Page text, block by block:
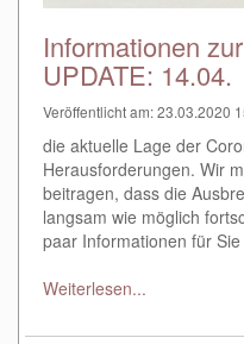
Informationen
UPDATE: 14.04.
Veröffentlicht am: 23.03.2020
die aktuelle Lage der
Herausforderungen. Wir
beitragen, dass die
langsam wie möglich
paar Informationen für
Weiterlesen...